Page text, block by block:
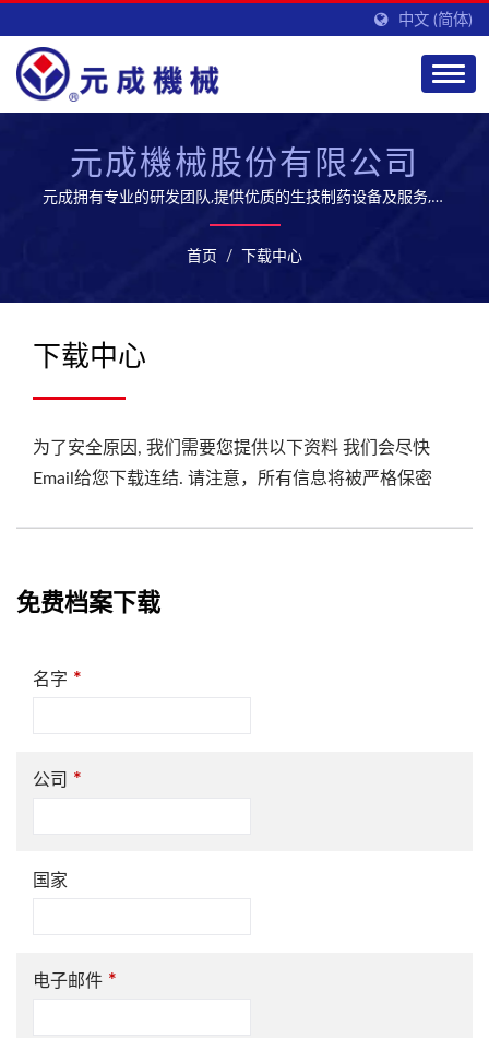
中文 (简体)
元成機械股份有限公司
元成拥有专业的研发团队,提供优质的生技制药设备及服务,开
拓全球市场
首页 / 下载中心
下载中心
为了安全原因, 我们需要您提供以下资料 我们会尽快
Email给您下载连结. 请注意，所有信息将被严格保密
免费档案下载
名字 *
公司 *
国家
电子邮件 *